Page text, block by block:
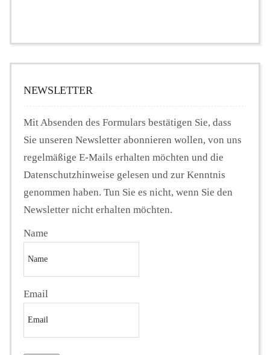
NEWSLETTER
Mit Absenden des Formulars bestätigen Sie, dass
Sie unseren Newsletter abonnieren wollen, von uns
regelmäßige E-Mails erhalten möchten und die
Datenschutzhinweise gelesen und zur Kenntnis
genommen haben. Tun Sie es nicht, wenn Sie den
Newsletter nicht erhalten möchten.
Name
Email